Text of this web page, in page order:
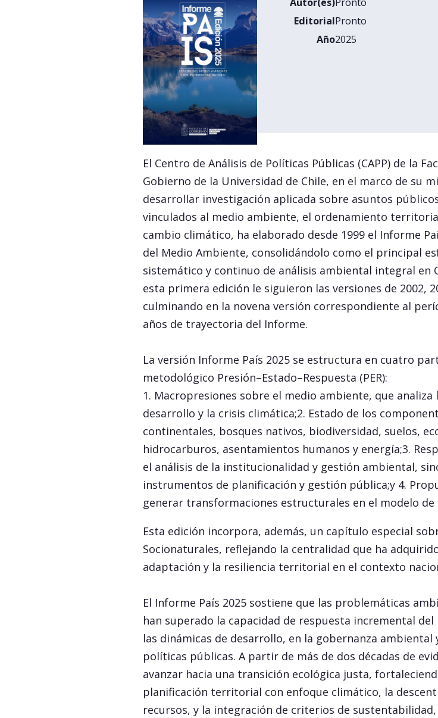
EditorialPronto
Año2025
El Centro de Análisis de Políticas Públicas (CAPP) de la
Gobierno de la Universidad de Chile, en el marco de su
desarrollar investigación aplicada sobre asuntos
vinculados al medio ambiente, el ordenamiento
cambio climático, ha elaborado desde 1999 el Informe
del Medio Ambiente, consolidándolo como el principal
sistemático y continuo de análisis ambiental integral en
esta primera edición le siguieron las versiones de 2002,
culminando en la novena versión correspondiente al
años de trayectoria del Informe.
La versión Informe País 2025 se estructura en cuatro
metodológico Presión–Estado–Respuesta (PER):
1. Macropresiones sobre el medio ambiente, que
desarrollo y la crisis climática;2. Estado de los
continentales, bosques nativos, biodiversidad, suelos,
hidrocarburos, asentamientos humanos y energía;3.
el análisis de la institucionalidad y gestión ambiental,
instrumentos de planificación y gestión pública;y 4.
generar transformaciones estructurales en el modelo
Esta edición incorpora, además, un capítulo especial
Socionaturales, reflejando la centralidad que ha
adaptación y la resiliencia territorial en el contexto
El Informe País 2025 sostiene que las problemáticas
han superado la capacidad de respuesta incremental
las dinámicas de desarrollo, en la gobernanza
políticas públicas. A partir de más de dos décadas de
avanzar hacia una transición ecológica justa,
planificación territorial con enfoque climático, la
recursos, y la integración de criterios de